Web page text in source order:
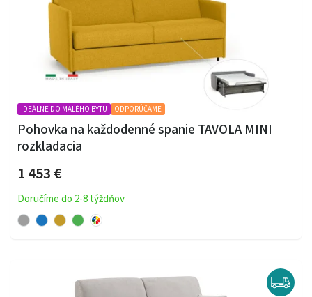
IDEÁLNE DO MALÉHO BYTU ODPORÚČAME
Pohovka na každodenné spanie TAVOLA MINI
rozkladacia
1 453 €
Doručíme do 2-8 týždňov